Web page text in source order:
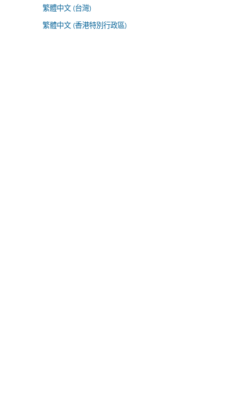
繁體中文 (台灣)
繁體中文 (香港特別行政區)